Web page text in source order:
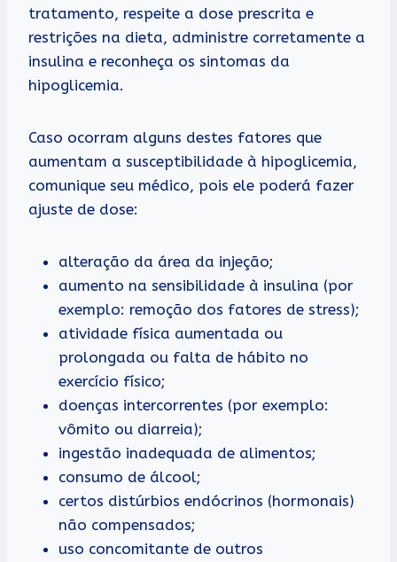
tratamento, respeite a dose prescrita e
restrições na dieta, administre corretamente a
insulina e reconheça os sintomas da
hipoglicemia.
Caso ocorram alguns destes fatores que
aumentam a susceptibilidade à hipoglicemia,
comunique seu médico, pois ele poderá fazer
ajuste de dose:
alteração da área da injeção;
aumento na sensibilidade à insulina (por
exemplo: remoção dos fatores de stress);
atividade física aumentada ou
prolongada ou falta de hábito no
exercício físico;
doenças intercorrentes (por exemplo:
vômito ou diarreia);
ingestão inadequada de alimentos;
consumo de álcool;
certos distúrbios endócrinos (hormonais)
não compensados;
uso concomitante de outros